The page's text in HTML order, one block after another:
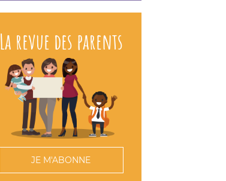
La revue des parents
JE M'ABONNE